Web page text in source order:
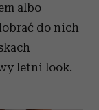
albo
do nich
letni look.